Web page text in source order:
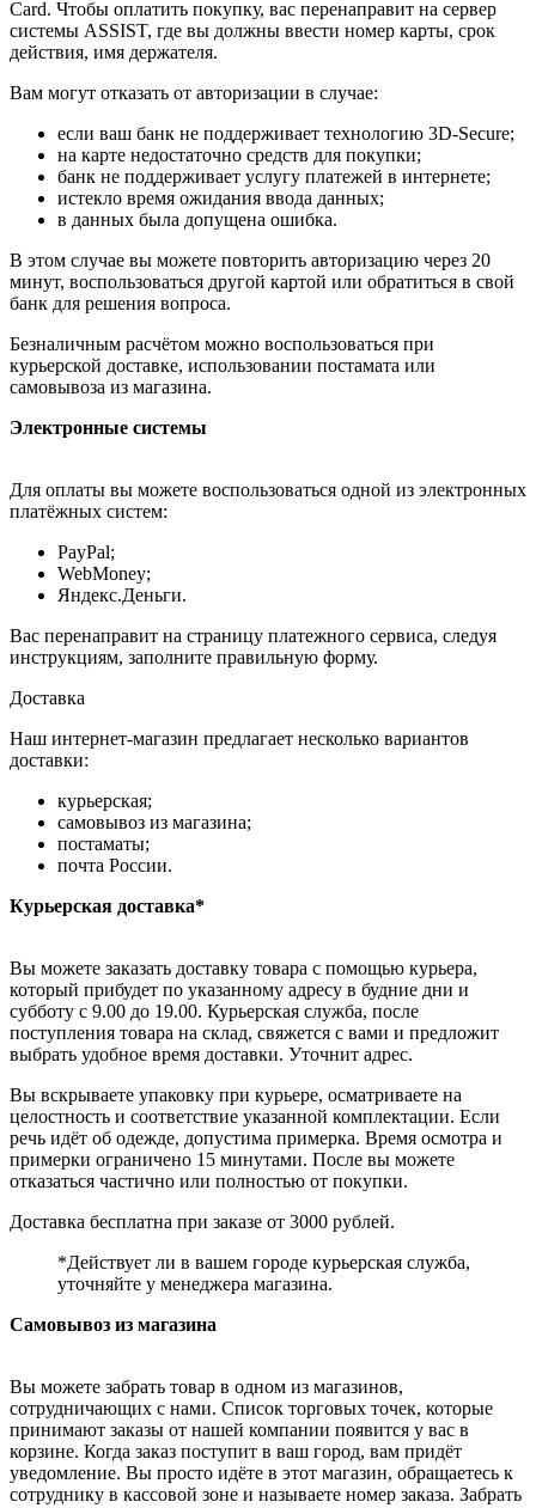
Card. Чтобы оплатить покупку, вас перенаправит на сервер
системы ASSIST, где вы должны ввести номер карты, срок
действия, имя держателя.
Вам могут отказать от авторизации в случае:
если ваш банк не поддерживает технологию 3D-Secure;
на карте недостаточно средств для покупки;
банк не поддерживает услугу платежей в интернете;
истекло время ожидания ввода данных;
в данных была допущена ошибка.
В этом случае вы можете повторить авторизацию через 20
минут, воспользоваться другой картой или обратиться в свой
банк для решения вопроса.
Безналичным расчётом можно воспользоваться при
курьерской доставке, использовании постамата или
самовывоза из магазина.
Электронные системы
Для оплаты вы можете воспользоваться одной из электронных
платёжных систем:
PayPal;
WebMoney;
Яндекс.Деньги.
Вас перенаправит на страницу платежного сервиса, следуя
инструкциям, заполните правильную форму.
Доставка
Наш интернет-магазин предлагает несколько вариантов
доставки:
курьерская;
самовывоз из магазина;
постаматы;
почта России.
Курьерская доставка*
Вы можете заказать доставку товара с помощью курьера,
который прибудет по указанному адресу в будние дни и
субботу с 9.00 до 19.00. Курьерская служба, после
поступления товара на склад, свяжется с вами и предложит
выбрать удобное время доставки. Уточнит адрес.
Вы вскрываете упаковку при курьере, осматриваете на
целостность и соответствие указанной комплектации. Если
речь идёт об одежде, допустима примерка. Время осмотра и
примерки ограничено 15 минутами. После вы можете
отказаться частично или полностью от покупки.
Доставка бесплатна при заказе от 3000 рублей.
*Действует ли в вашем городе курьерская служба,
уточняйте у менеджера магазина.
Самовывоз из магазина
Вы можете забрать товар в одном из магазинов,
сотрудничающих с нами. Список торговых точек, которые
принимают заказы от нашей компании появится у вас в
корзине. Когда заказ поступит в ваш город, вам придёт
уведомление. Вы просто идёте в этот магазин, обращаетесь к
сотруднику в кассовой зоне и называете номер заказа. Забрать